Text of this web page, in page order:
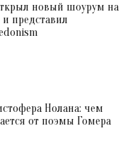
новый шоурум на
представил
Нолана: чем
от поэмы Гомера